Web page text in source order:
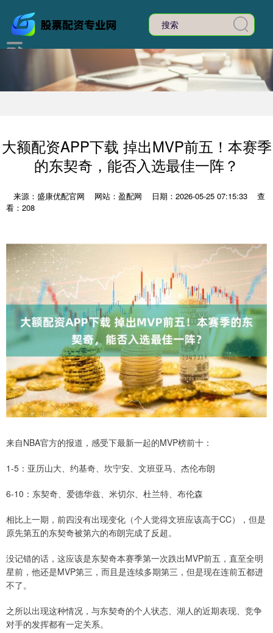
大额配资APP下载 掉出MVP前五！本赛季
的东契奇，能否入选最佳一阵？
来源：盛康优配官网 网站：盈配网 日期：2026-05-25 07:15:33
查
看：208
来自NBA官方的报道，感受下最新一起的MVP榜前十：
1-5：亚历山大、约基奇、坎宁安、文班亚马、杰伦布朗
6-10：东契奇、爱德华兹、米切尔、杜兰特、布伦森
相比上一期，前四没有出现变化（个人觉得文班应该高于CC），但是
原先第五的东契奇被第六的布朗完成了反超。
没记错的话，这应该是东契奇本赛季第一次跌出MVP前五，直至全明
星前，他还是MVP第三，而且是连续多期第三，但是现在连前五都进
不了。
之所以出现这种情况，与东契奇的个人状态、湖人的近期表现、竞争
对手的发挥都有一定关系。